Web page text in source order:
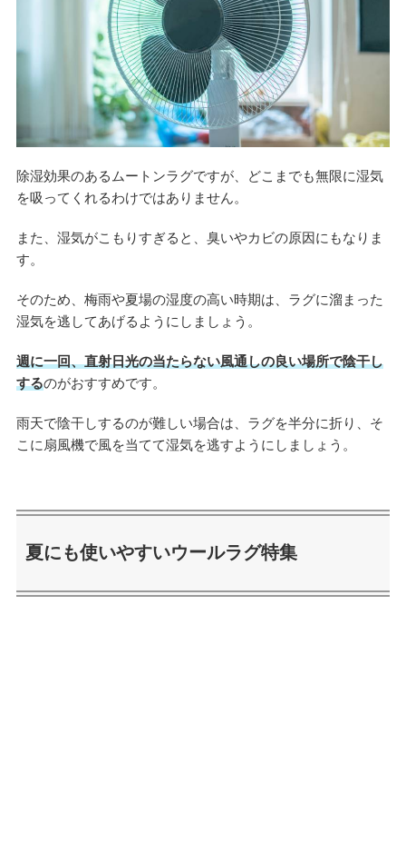
除湿効果のあるムートンラグですが、どこまでも無限に湿気
を吸ってくれるわけではありません。
また、湿気がこもりすぎると、臭いやカビの原因にもなりま
す。
そのため、梅雨や夏場の湿度の高い時期は、ラグに溜まった
湿気を逃してあげるようにしましょう。
週に一回、直射日光の当たらない風通しの良い場所で陰干し
するのがおすすめです。
雨天で陰干しするのが難しい場合は、ラグを半分に折り、そ
こに扇風機で風を当てて湿気を逃すようにしましょう。
夏にも使いやすいウールラグ特集